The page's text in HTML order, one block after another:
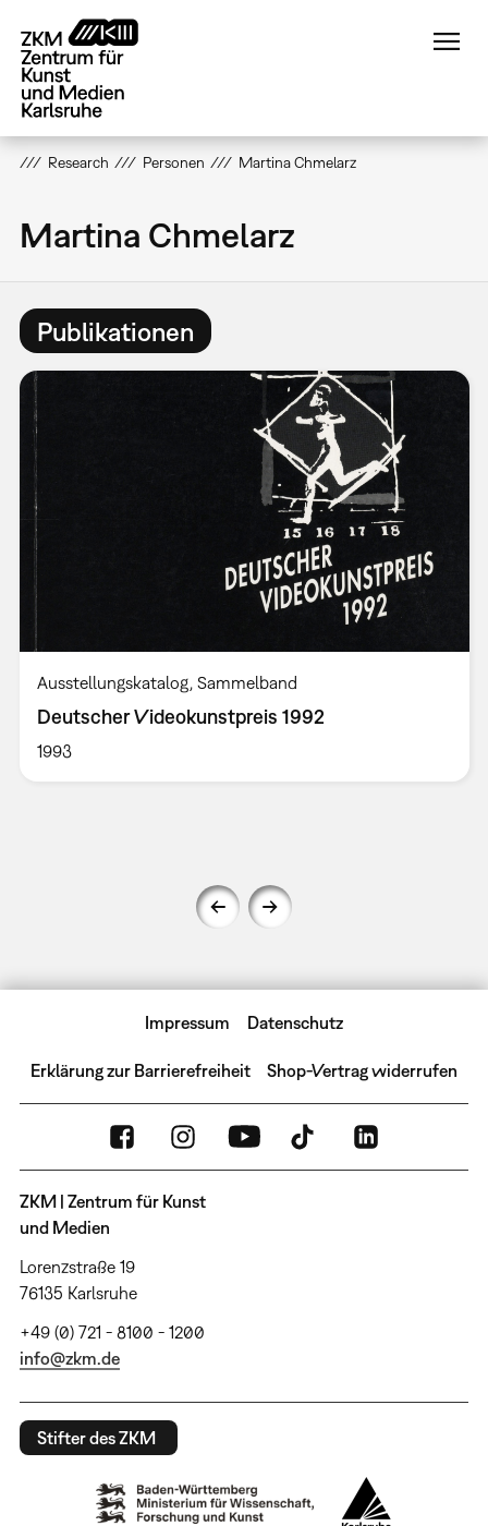
zum
Inhalt
Research Personen Martina Chmelarz
Martina Chmelarz
Publikationen
Ausstellungskatalog Sammelband
Deutscher Videokunstpreis 1992
1993
Impressum Datenschutz
Erklärung zur Barrierefreiheit Shop-Vertrag widerrufen
ZKM | Zentrum für Kunst
und Medien
Lorenzstraße 19
76135 Karlsruhe
+49 (0) 721 - 8100 - 1200
info@zkm.de
Stifter des ZKM